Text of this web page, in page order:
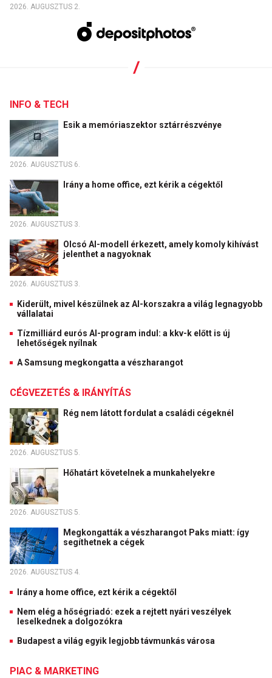
2026. AUGUSZTUS 2.
INFO & TECH
Esik a memóriaszektor sztárrészvénye
2026. AUGUSZTUS 6.
Irány a home office, ezt kérik a cégektől
2026. AUGUSZTUS 3.
Olcsó AI-modell érkezett, amely komoly kihívást
jelenthet a nagyoknak
2026. AUGUSZTUS 3.
Kiderült, mivel készülnek az AI-korszakra a világ legnagyobb
vállalatai
Tízmilliárd eurós AI-program indul: a kkv-k előtt is új
lehetőségek nyílnak
A Samsung megkongatta a vészharangot
CÉGVEZETÉS & IRÁNYÍTÁS
Rég nem látott fordulat a családi cégeknél
2026. AUGUSZTUS 5.
Hőhatárt követelnek a munkahelyekre
2026. AUGUSZTUS 5.
Megkongatták a vészharangot Paks miatt: így
segíthetnek a cégek
2026. AUGUSZTUS 4.
Irány a home office, ezt kérik a cégektől
Nem elég a hőségriadó: ezek a rejtett nyári veszélyek
leselkednek a dolgozókra
Budapest a világ egyik legjobb távmunkás városa
PIAC & MARKETING